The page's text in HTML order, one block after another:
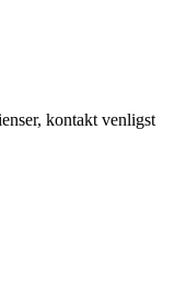
kontakt venligst